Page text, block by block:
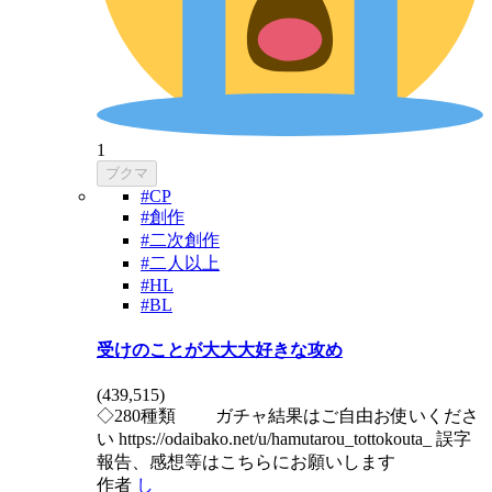
1
ブクマ
#CP
#創作
#二次創作
#二人以上
#HL
#BL
受けのことが大大大好きな攻め
(439,515)
◇280種類 ガチャ結果はご自由お使いくださ
い https://odaibako.net/u/hamutarou_tottokouta_ 誤字
報告、感想等はこちらにお願いします
作者 し